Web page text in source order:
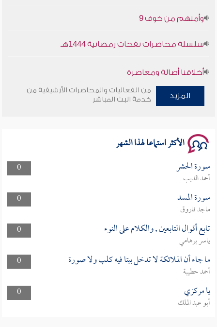
وأمنهم من خوف 9
سلسلة محاضرات نفحات رمضانية 1444هـ
أخلاقنا أصالة ومعاصرة
وأمنهم من خوف 9
المزيد
من الفعاليات والمحاضرات الأرشيفية من
خدمة البث المباشر
الأكثر استماعا لهذا الشهر
0 سورة الحشر
أحمد الديب
0
سورة المسد
ماجد فاروق
0
تابع أقوال التابعين , والكلام على النوء
ياسر برهامي
0
ما جاء أن الملائكة لا تدخل بيتا فيه كلب ولا صورة
أحمد حطيبة
0
يا مركزي
أبو عبد الملك